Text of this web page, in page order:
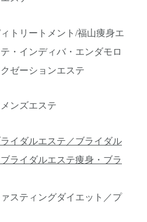
トリートメント/福山痩身エ
・インディバ・エンダモロ
ゼーションエステ
ンズエステ
イダルエステ／ブライダル
ライダルエステ痩身・ブラ
スティングダイエット／プ